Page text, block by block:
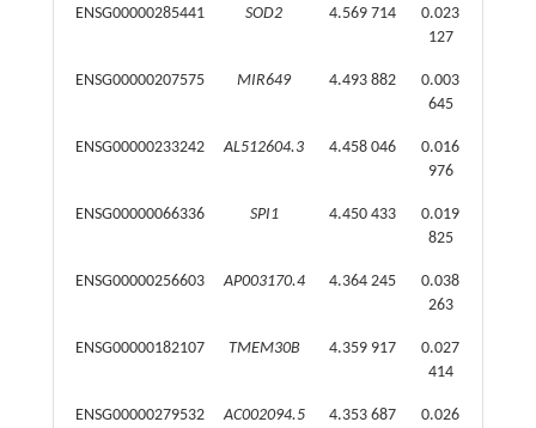
ENSG00000285441 SOD2 4.569 714
0.023
127
ENSG00000207575 MIR649 4.493 882
0.003
645
ENSG00000233242 AL512604.3 4.458 046
0.016
976
ENSG00000066336 SPI1 4.450 433
0.019
825
ENSG00000256603 AP003170.4 4.364 245
0.038
263
ENSG00000182107 TMEM30B 4.359 917
0.027
414
ENSG00000279532 AC002094.5 4.353 687
0.026